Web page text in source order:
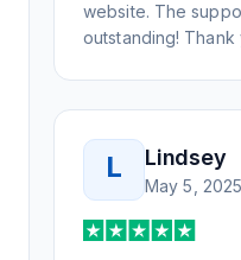
website. The
outstanding! Thank
L Lindsey
May 5, 2025